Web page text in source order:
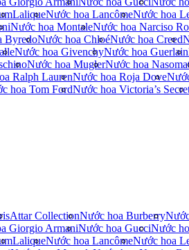
LaliqueNước hoa LancômeNước hoa
Nước hoa MontaleNước hoa Narciso
ByredoNước hoa ChloéNước hoa Creed
Nước hoa GivenchyNước hoa Guerlain
Nước hoa MuglerNước hoa
Ralph LaurenNước hoa Roja Dove
hoa Tom FordNước hoa Victoria’s
Attar CollectionNước hoa Burberry
Giorgio ArmaniNước hoa GucciNước
LaliqueNước hoa LancômeNước hoa